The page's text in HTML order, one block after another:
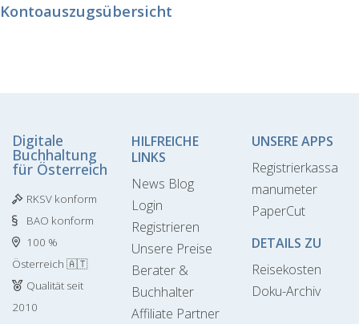
Kontoauszugsübersicht
Digitale
Buchhaltung
für Österreich
RKSV konform
BAO konform
100 %
Österreich 🇦🇹
Qualität seit
2010
HILFREICHE
LINKS
News Blog
Login
Registrieren
Unsere Preise
Berater &
Buchhalter
Affiliate Partner
UNSERE APPS
Registrierkassa
manumeter
PaperCut
DETAILS ZU
Reisekosten
Doku-Archiv